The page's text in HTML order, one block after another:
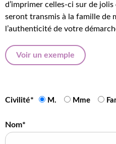
d’imprimer celles-ci sur de
seront transmis à la famille de
l’authenticité de votre
Voir un exemple
Civilité* M. Mme
Nom*